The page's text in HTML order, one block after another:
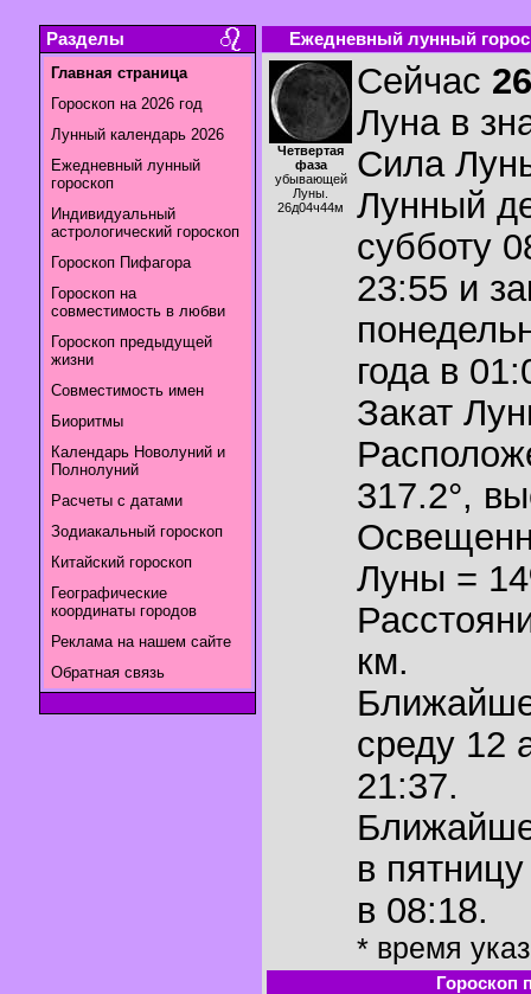
Разделы
Главная страница
Гороскоп на 2026 год
Лунный календарь 2026
Ежедневный лунный
гороскоп
Индивидуальный
астрологический гороскоп
Гороскоп Пифагора
Гороскоп на
совместимость в любви
Гороскоп предыдущей
жизни
Совместимость имен
Биоритмы
Календарь Новолуний и
Полнолуний
Расчеты с датами
Зодиакальный гороскоп
Китайский гороскоп
Географические
координаты городов
Реклама на нашем сайте
Обратная связь
Ежедневный лунный
Четвертая
фаза
убывающей
Луны.
26д04ч44м
Сейчас
Луна в
Сила
Лунный
субботу
23:55 и
года в
Закат
317.2°,
Луны =
км.
среду 12
21:37.
в
в 08:18.
* время
Гороскоп